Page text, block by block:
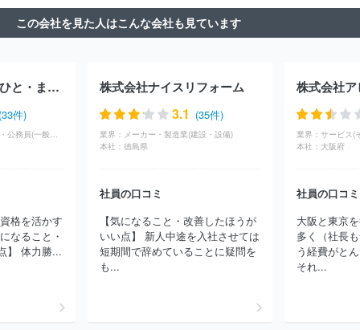
命保険株式会社
ソニー生命保険株式会社
ニッセイ・ウェルス生
命保険株式会社
大同生命保険株式会社
株式会社スマイルハート
ライフ
クレディ・アグリコル生命保険株式会社
株式会社みもり
Ｌｉｆｅ Ｄｅｓｉｇｎ
株式会社エコスマート
はなさく生命保
険株式会社
なないろ生命保険株式会社
この会社を見た人はこんな会社も見ています
公益財団法人仙台ひと・まち交流財団
件)
学校・官公庁・団体・公務員(一般社団法人・独立行政法人・NPO)
格を活かす
なること・
】 体力勝...
株式会社ナイスリフォーム
3.1 (35件)
業界： メーカー・製造業(建設・設備)
本社： 徳島県
社員の口コミ
【気になること・改善したほうが
いい点】 新人中途を入社させては
短期間で辞めていることに疑問を
も...
株式会社
業界： サービス(
本社： 大阪府
社員の口コミ
大阪と東京
多く（社長
う経費がと
それ...